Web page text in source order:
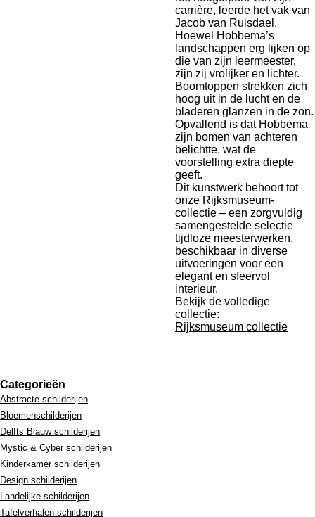
carrière, leerde het vak van
Jacob van Ruisdael.
Hoewel Hobbema’s
landschappen erg lijken op
die van zijn leermeester,
zijn zij vrolijker en lichter.
Boomtoppen strekken zich
hoog uit in de lucht en de
bladeren glanzen in de zon.
Opvallend is dat Hobbema
zijn bomen van achteren
belichtte, wat de
voorstelling extra diepte
geeft.
Dit kunstwerk behoort tot
onze Rijksmuseum-
collectie – een zorgvuldig
samengestelde selectie
tijdloze meesterwerken,
beschikbaar in diverse
uitvoeringen voor een
elegant en sfeervol
interieur.
Bekijk de volledige
collectie:
Rijksmuseum collectie
Categorieën
Abstracte schilderijen
Bloemenschilderijen
Delfts Blauw schilderijen
Mystic & Cyber schilderijen
Kinderkamer schilderijen
Design schilderijen
Landelijke schilderijen
Tafelverhalen schilderijen